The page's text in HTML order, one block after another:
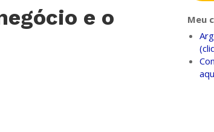
e o
Meu